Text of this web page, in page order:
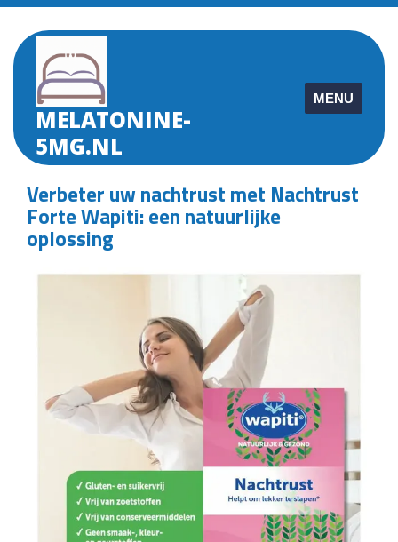
Skip
content
MELATONINE-
5MG.NL
MENU
Verbeter uw nachtrust met Nachtrust
Forte Wapiti: een natuurlijke
oplossing